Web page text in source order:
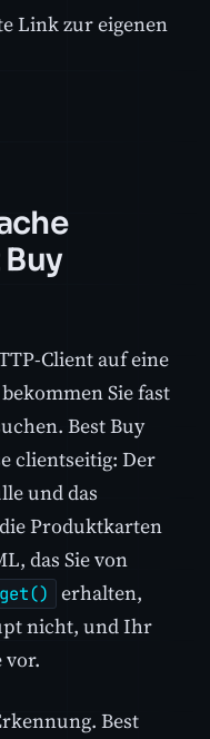
Link zur eigenen
Client auf eine
Sie fast
Best Buy
clientseitig: Der
und das
Produktkarten
das Sie von
erhalten,
nicht, und Ihr
vor.
Best